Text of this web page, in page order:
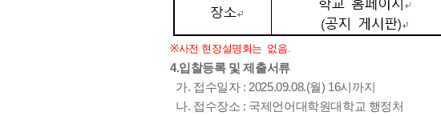
※사전 현장설명회는 없음.
4.입찰등록 및 제출서류
가. 접수일자 : 2025.09.08.(월) 16시까지
나. 접수장소 : 국제언어대학원대학교 행정처